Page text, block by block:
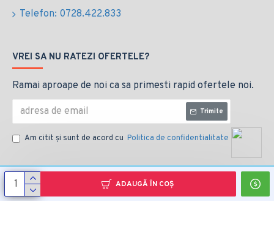
ADAUGĂ ÎN COŞ
Telefon: 0728.422.833
VREI SA NU RATEZI OFERTELE?
Ramai aproape de noi ca sa primesti rapid ofertele noi.
Trimite
Am citit şi sunt de acord cu Politica de confidentialitate
Copyright © 2014, Your Store, All Rights Reserved